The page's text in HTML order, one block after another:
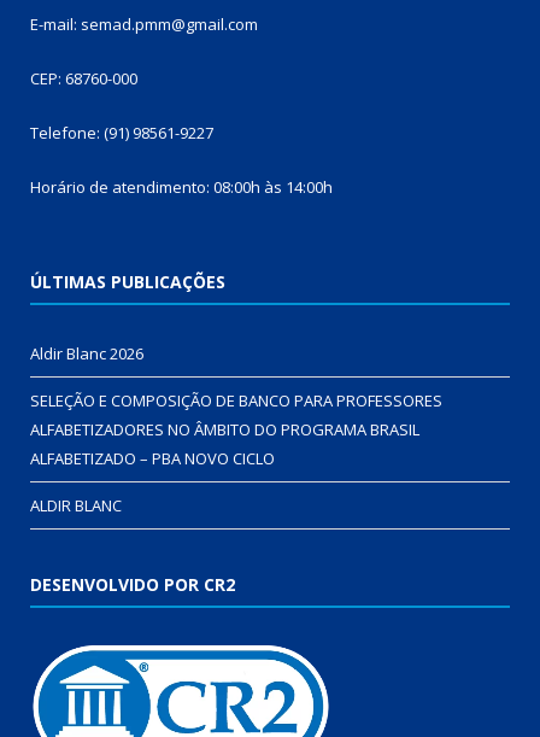
E-mail: semad.pmm@gmail.com
CEP: 68760-000
Telefone: (91) 98561-9227
Horário de atendimento: 08:00h às 14:00h
ÚLTIMAS PUBLICAÇÕES
Aldir Blanc 2026
SELEÇÃO E COMPOSIÇÃO DE BANCO PARA PROFESSORES
ALFABETIZADORES NO ÂMBITO DO PROGRAMA BRASIL
ALFABETIZADO – PBA NOVO CICLO
ALDIR BLANC
DESENVOLVIDO POR CR2